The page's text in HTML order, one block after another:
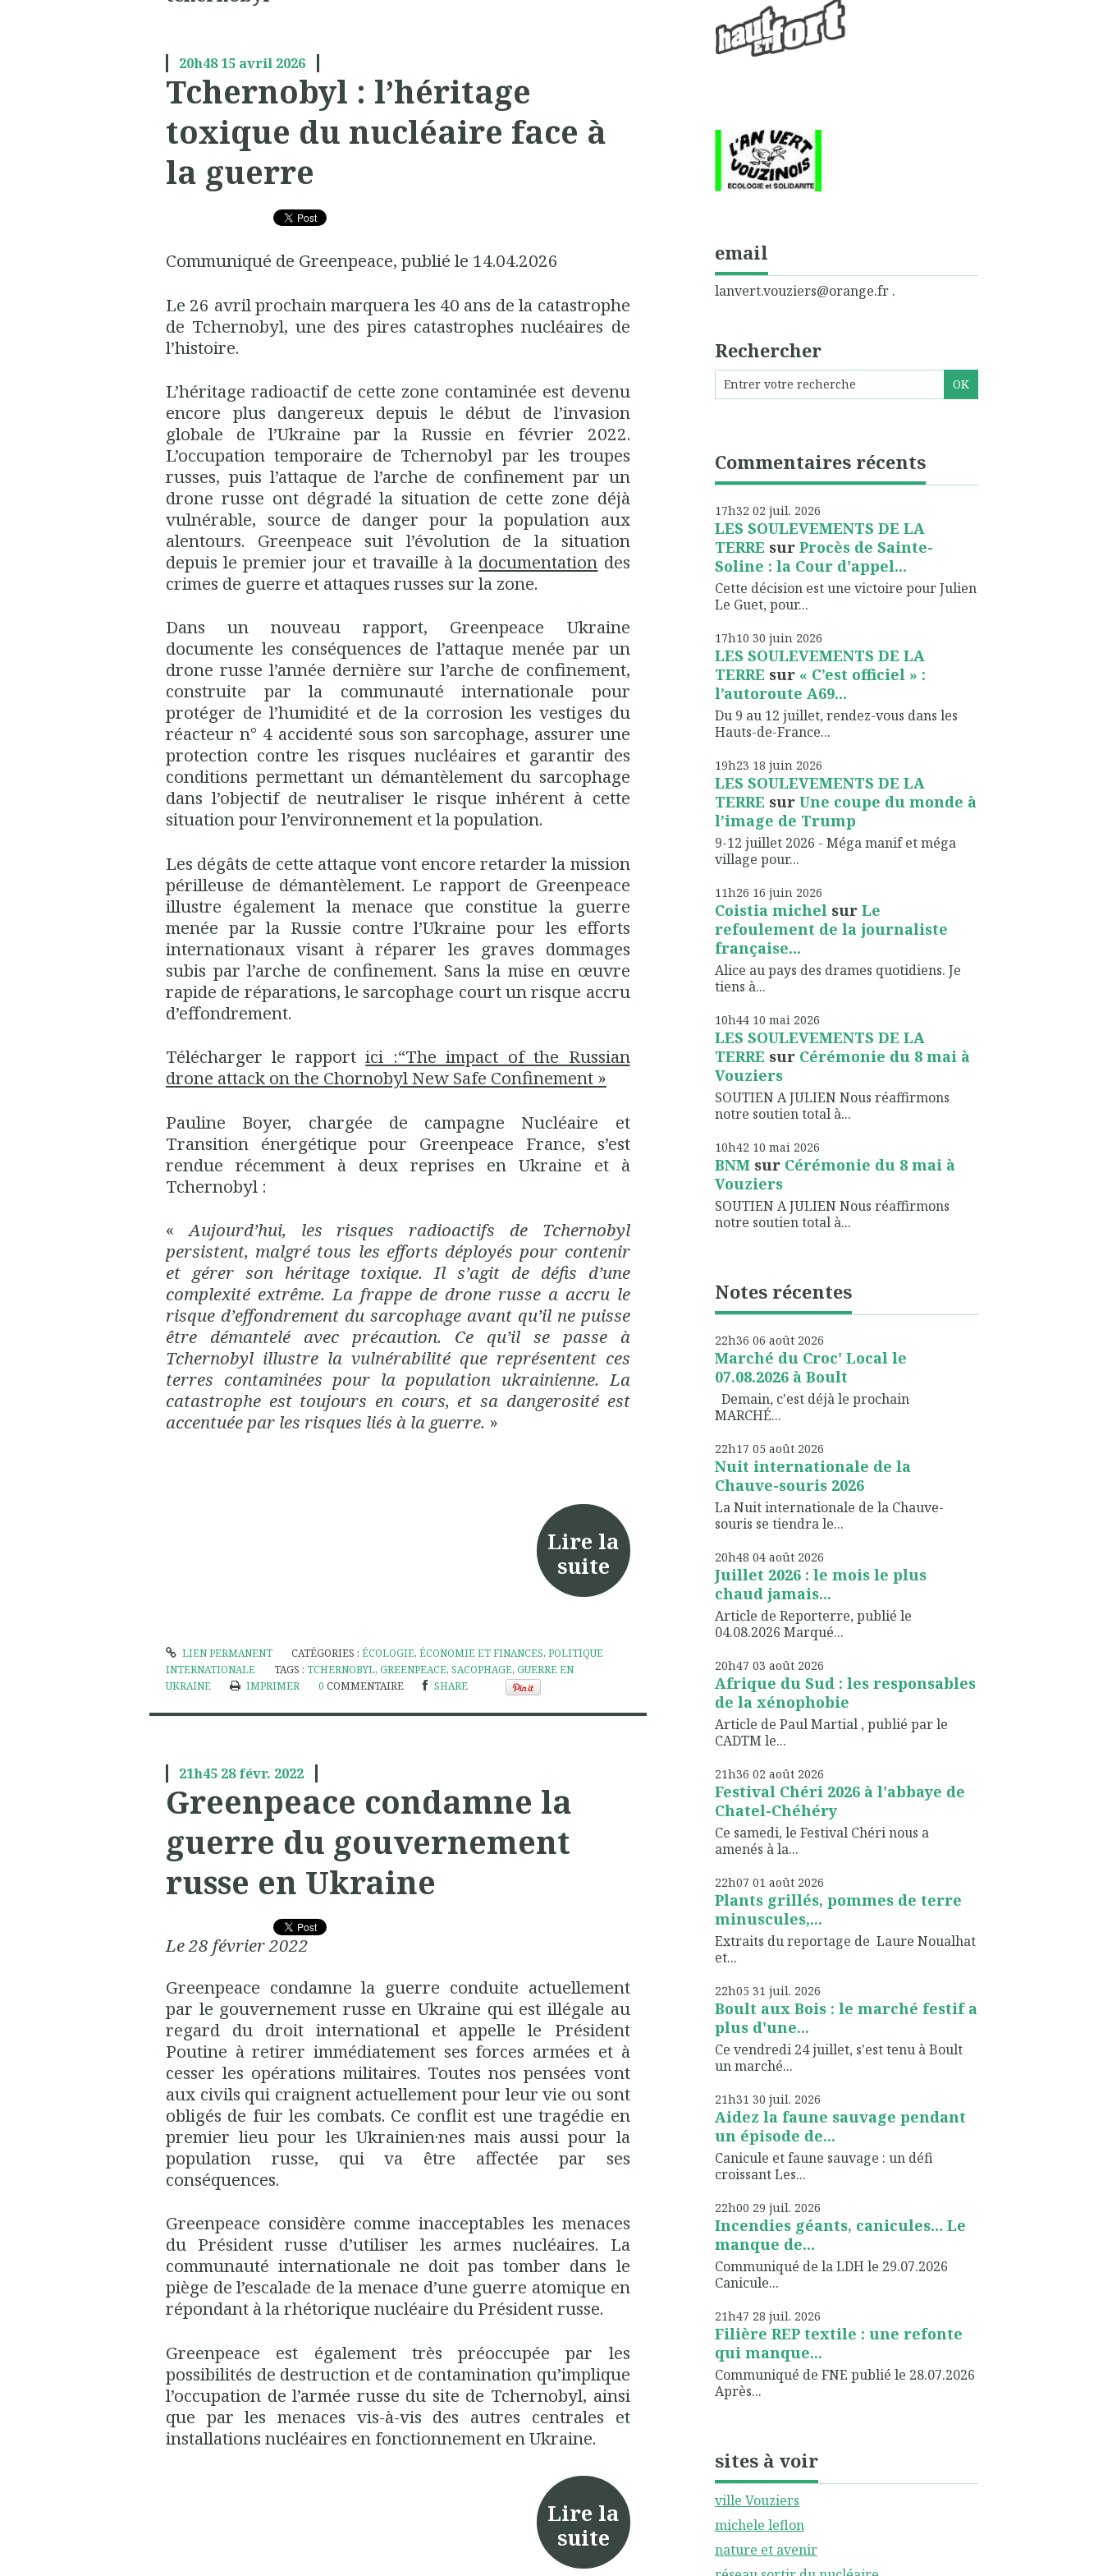
20h48 15 avril 2026
Tchernobyl : l’héritage
toxique du nucléaire face à
la guerre
Communiqué de Greenpeace, publié le 14.04.2026
Le 26 avril prochain marquera les 40 ans de la catastrophe
de Tchernobyl, une des pires catastrophes nucléaires de
l’histoire.
L’héritage radioactif de cette zone contaminée est devenu
encore plus dangereux depuis le début de l’invasion
globale de l’Ukraine par la Russie en février 2022.
L’occupation temporaire de Tchernobyl par les troupes
russes, puis l’attaque de l’arche de confinement par un
drone russe ont dégradé la situation de cette zone déjà
vulnérable, source de danger pour la population aux
alentours. Greenpeace suit l’évolution de la situation
depuis le premier jour et travaille à la documentation des
crimes de guerre et attaques russes sur la zone.
Dans un nouveau rapport, Greenpeace Ukraine
documente les conséquences de l’attaque menée par un
drone russe l’année dernière sur l’arche de confinement,
construite par la communauté internationale pour
protéger de l’humidité et de la corrosion les vestiges du
réacteur n° 4 accidenté sous son sarcophage, assurer une
protection contre les risques nucléaires et garantir des
conditions permettant un démantèlement du sarcophage
dans l’objectif de neutraliser le risque inhérent à cette
situation pour l’environnement et la population.
Les dégâts de cette attaque vont encore retarder la mission
périlleuse de démantèlement. Le rapport de Greenpeace
illustre également la menace que constitue la guerre
menée par la Russie contre l’Ukraine pour les efforts
internationaux visant à réparer les graves dommages
subis par l’arche de confinement. Sans la mise en œuvre
rapide de réparations, le sarcophage court un risque accru
d’effondrement.
Télécharger le rapportici :“The impact of the Russian
drone attack on the Chornobyl New Safe Confinement »
Pauline Boyer, chargée de campagne Nucléaire et
Transition énergétique pour Greenpeace France, s’est
rendue récemment à deux reprises en Ukraine et à
Tchernobyl :
«Aujourd’hui, les risques radioactifs de Tchernobyl
persistent, malgré tous les efforts déployés pour contenir
et gérer son héritage toxique. Il s’agit de défis d’une
complexité extrême. La frappe de drone russe a accru le
risque d’effondrement du sarcophage avant qu’il ne puisse
être démantelé avec précaution. Ce qu’il se passe à
Tchernobyl illustre la vulnérabilité que représentent ces
terres contaminées pour la population ukrainienne. La
catastrophe est toujours en cours, et sa dangerosité est
accentuée par les risques liés à la guerre. »
Lire la
suite
LIEN PERMANENT CATÉGORIES :ÉCOLOGIE,ÉCONOMIE ET FINANCES,POLITIQUE
INTERNATIONALE
TAGS : TCHERNOBYL, GREENPEACE, SACOPHAGE, GUERRE EN
UKRAINE
IMPRIMER 0 COMMENTAIRE SHARE
21h45 28 févr. 2022
Greenpeace condamne la
guerre du gouvernement
russe en Ukraine
Le 28 février 2022
Greenpeace condamne la guerre conduite actuellement
par le gouvernement russe en Ukraine qui est illégale au
regard du droit international et appelle le Président
Poutine à retirer immédiatement ses forces armées et à
cesser les opérations militaires. Toutes nos pensées vont
aux civils qui craignent actuellement pour leur vie ou sont
obligés de fuir les combats. Ce conflit est une tragédie en
premier lieu pour les Ukrainien·nes mais aussi pour la
population russe, qui va être affectée par ses
conséquences.
Greenpeace considère comme inacceptables les menaces
du Président russe d’utiliser les armes nucléaires. La
communauté internationale ne doit pas tomber dans le
piège de l’escalade de la menace d’une guerre atomique en
répondant à la rhétorique nucléaire du Président russe.
Greenpeace est également très préoccupée par les
possibilités de destruction et de contamination qu’implique
l’occupation de l’armée russe du site de Tchernobyl, ainsi
que par les menaces vis-à-vis des autres centrales et
installations nucléaires en fonctionnement en Ukraine.
Lire la
suite
email
lanvert.vouziers@orange.fr .
Rechercher
Commentaires récents
17h32 02 juil. 2026
LES SOULEVEMENTS DE LA
TERRE sur Procès de Sainte-
Soline : la Cour d'appel...
Cette décision est une victoire pour Julien
Le Guet, pour...
17h10 30 juin 2026
LES SOULEVEMENTS DE LA
TERRE sur « C’est officiel » :
l’autoroute A69...
Du 9 au 12 juillet, rendez-vous dans les
Hauts-de-France...
19h23 18 juin 2026
LES SOULEVEMENTS DE LA
TERRE sur Une coupe du monde à
l’image de Trump
9-12 juillet 2026 - Méga manif et méga
village pour...
11h26 16 juin 2026
Coistia michelsur Le
refoulement de la journaliste
française...
Alice au pays des drames quotidiens. Je
tiens à...
10h44 10 mai 2026
LES SOULEVEMENTS DE LA
TERRE sur Cérémonie du 8 mai à
Vouziers
SOUTIEN A JULIEN Nous réaffirmons
notre soutien total à...
10h42 10 mai 2026
BNMsur Cérémonie du 8 mai à
Vouziers
SOUTIEN A JULIEN Nous réaffirmons
notre soutien total à...
Notes récentes
22h36 06 août 2026
Marché du Croc' Local le
07.08.2026 à Boult
Demain, c'est déjà le prochain
MARCHÉ...
22h17 05 août 2026
Nuit internationale de la
Chauve-souris 2026
La Nuit internationale de la Chauve-
souris se tiendra le...
20h48 04 août 2026
Juillet 2026 : le mois le plus
chaud jamais...
Article de Reporterre, publié le
04.08.2026 Marqué...
20h47 03 août 2026
Afrique du Sud : les responsables
de la xénophobie
Article de Paul Martial , publié par le
CADTM le...
21h36 02 août 2026
Festival Chéri 2026 à l'abbaye de
Chatel-Chéhéry
Ce samedi, le Festival Chéri nous a
amenés à la...
22h07 01 août 2026
Plants grillés, pommes de terre
minuscules,...
Extraits du reportage de Laure Noualhat
et...
22h05 31 juil. 2026
Boult aux Bois : le marché festif a
plus d'une...
Ce vendredi 24 juillet, s'est tenu à Boult
un marché...
21h31 30 juil. 2026
Aidez la faune sauvage pendant
un épisode de...
Canicule et faune sauvage : un défi
croissant Les...
22h00 29 juil. 2026
Incendies géants, canicules… Le
manque de...
Communiqué de la LDH le 29.07.2026
Canicule...
21h47 28 juil. 2026
Filière REP textile : une refonte
qui manque...
Communiqué de FNE publié le 28.07.2026
Après...
sites à voir
ville Vouziers
michele leflon
nature et avenir